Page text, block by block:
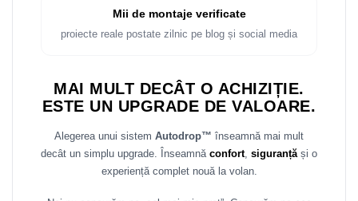
Rame Adaptoare Porsche
Rame adaptoare Citroen
Rame adaptoare Mazda
Mii de montaje verificate
proiecte reale postate zilnic pe blog și social media
MAI MULT DECÂT O ACHIZIȚIE.
ESTE UN UPGRADE DE VALOARE.
Alegerea unui sistem Autodrop™ înseamnă mai mult
decât un simplu upgrade. Înseamnă confort, siguranțăși o
experiență complet nouă la volan.